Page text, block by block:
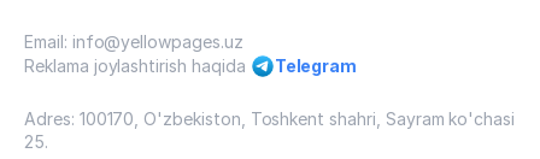
Email: info@yellowpages.uz
Reklama joylashtirish haqida
Telegram
Adres: 100170, O'zbekiston, Toshkent shahri, Sayram ko'chasi
25.